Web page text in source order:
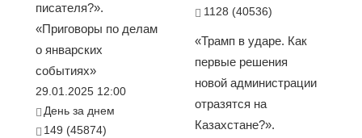
писателя?».
«Приговоры по делам
о январских
событиях»
29.01.2025 12:00
День за днем
149 (45874)
1128 (40536)
«Трамп в ударе. Как
первые решения
новой администрации
отразятся на
Казахстане?».